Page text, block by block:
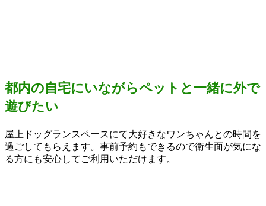
都内の自宅にいながらペットと一緒に外で
遊びたい
屋上ドッグランスペースにて大好きなワンちゃんとの時間を
過ごしてもらえます。事前予約もできるので衛生面が気にな
る方にも安心してご利用いただけます。